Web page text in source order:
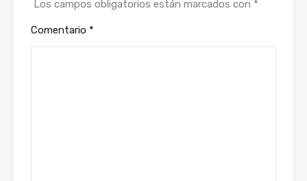
Los campos obligatorios están marcados con *
Comentario *